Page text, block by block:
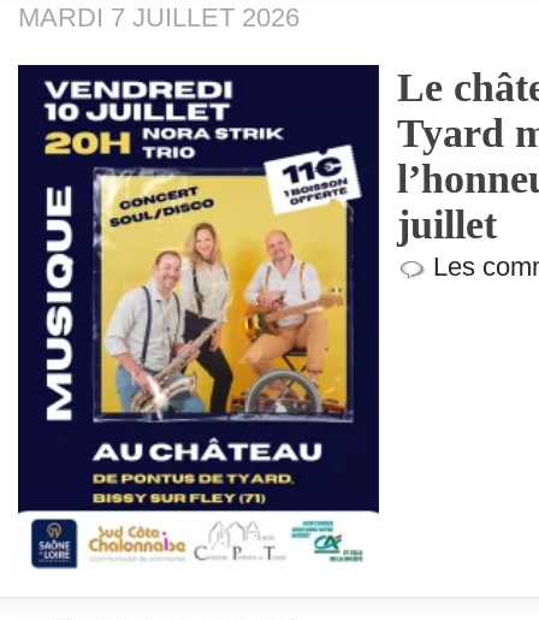
MARDI 7 JUILLET 2026
Le
Tyard
juillet
Les